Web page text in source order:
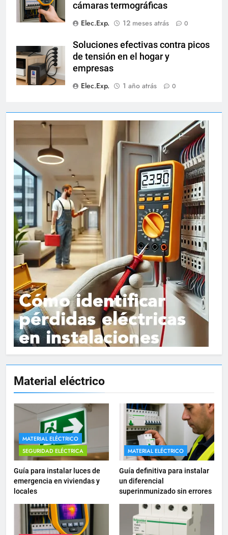
Material eléctrico
MATERIAL ELÉCTRICO
SEGURIDAD ELÉCTRICA
Guía para instalar luces de
emergencia en viviendas y
locales
MATERIAL ELÉCTRICO
Guía definitiva para instalar
un diferencial
superinmunizado sin errores
15
Cómo instalar tomas de
corriente para
electrodomésticos empotrados
INSTALACIONES ELÉCTRICAS
16
¿Qué es el circuito C2 y para qué
se utiliza según el REBT?
INSTALACIONES ELÉCTRICAS
Cómo diseñar un sistema
eléctrico para pequeños
cámaras termográficas
Elec.Exp.
12 meses atrás 0
Soluciones efectivas contra picos
de tensión en el hogar y
empresas
Elec.Exp.
1 año atrás 0